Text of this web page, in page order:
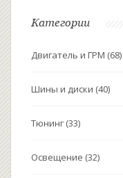
Категории
Двигатель и ГРМ (68)
Шины и диски (40)
Тюнинг (33)
Освещение (32)